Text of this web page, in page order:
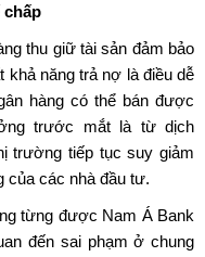
chấp
thu giữ tài sản đảm bảo
khả năng trả nợ là điều dễ
hàng có thể bán được
trước mắt là từ dịch
trường tiếp tục suy giảm
của các nhà đầu tư.
từng được Nam Á Bank
đến sai phạm ở chung